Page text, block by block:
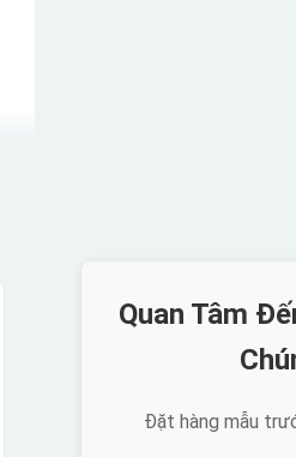
Quan Tâm
Đặt hàng mẫu